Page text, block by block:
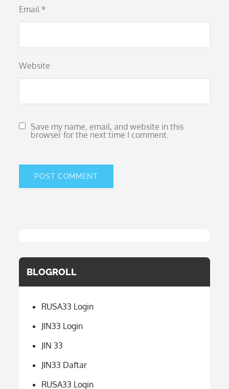
Email *
Website
Save my name, email, and website in this
browser for the next time I comment.
BLOGROLL
RUSA33 Login
JIN33 Login
JIN 33
JIN33 Daftar
RUSA33 Login